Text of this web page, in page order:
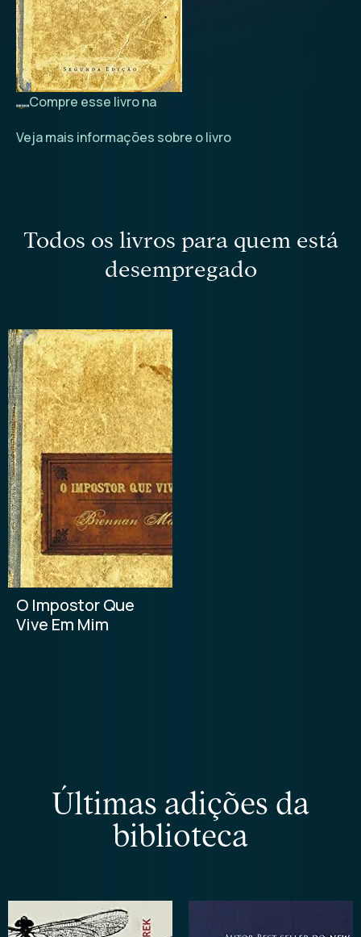
Compre esse livro na
Veja mais informações sobre o livro
todos os livros para quem está
desempregado
O Impostor Que
Vive Em Mim
Últimas adições da
biblioteca